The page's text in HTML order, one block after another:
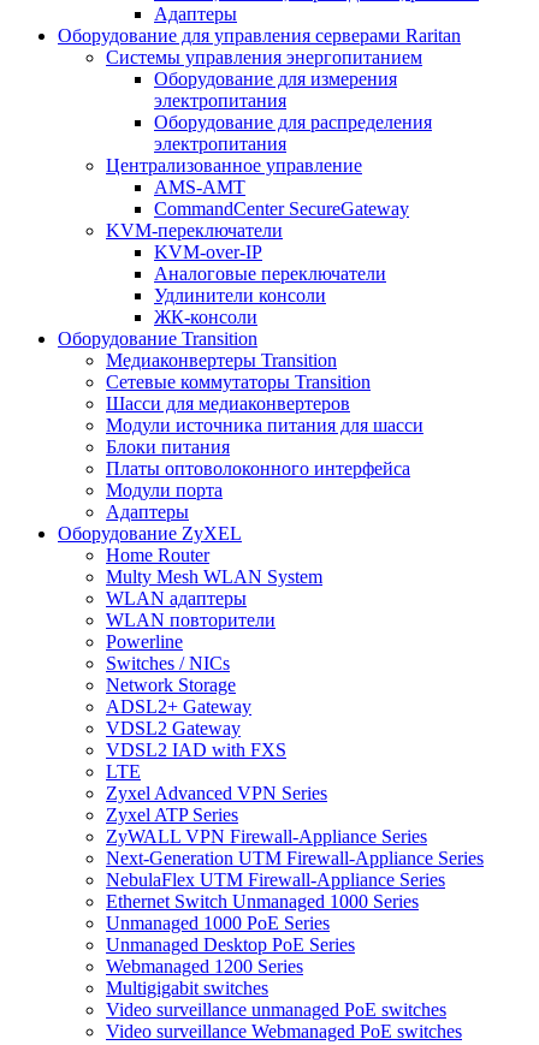
Адаптеры
Оборудование для управления серверами Raritan
Системы управления энергопитанием
Оборудование для измерения
электропитания
Оборудование для распределения
электропитания
Централизованное управление
AMS-AMT
CommandCenter SecureGateway
KVM-переключатели
KVM-over-IP
Аналоговые переключатели
Удлинители консоли
ЖК-консоли
Оборудование Transition
Медиаконвертеры Transition
Сетевые коммутаторы Transition
Шасси для медиаконвертеров
Модули источника питания для шасси
Блоки питания
Платы оптоволоконного интерфейса
Модули порта
Адаптеры
Оборудование ZyXEL
Home Router
Multy Mesh WLAN System
WLAN адаптеры
WLAN повторители
Powerline
Switches / NICs
Network Storage
ADSL2+ Gateway
VDSL2 Gateway
VDSL2 IAD with FXS
LTE
Zyxel Advanced VPN Series
Zyxel ATP Series
ZyWALL VPN Firewall-Appliance Series
Next-Generation UTM Firewall-Appliance Series
NebulaFlex UTM Firewall-Appliance Series
Ethernet Switch Unmanaged 1000 Series
Unmanaged 1000 PoE Series
Unmanaged Desktop PoE Series
Webmanaged 1200 Series
Multigigabit switches
Video surveillance unmanaged PoE switches
Video surveillance Webmanaged PoE switches